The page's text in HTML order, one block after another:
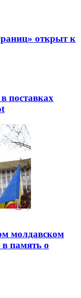
открыт к
поставках
молдавском
в память о